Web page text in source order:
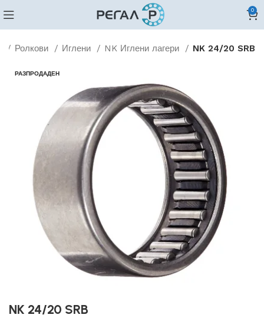
0
Ролкови Иглени NK Иглени лагери NK 24/20 SRB
РАЗПРОДАДЕН
NK 24/20 SRB